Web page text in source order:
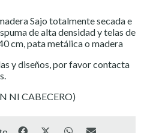
Sajo totalmente secada e
de alta densidad y telas de
cm, pata metálica o madera
y diseños, por favor contacta
NI CABECERO)